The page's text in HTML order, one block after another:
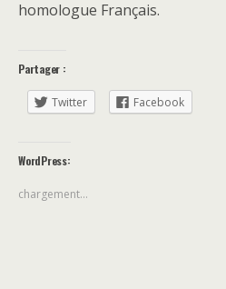
homologue Français.
Partager :
Twitter Facebook
WordPress:
chargement…